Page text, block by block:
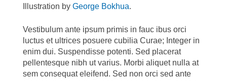
Illustration by George Bokhua.
Vestibulum ante ipsum primis in fauc ibus orci
luctus et ultrices posuere cubilia Curae; Integer in
enim dui. Suspendisse potenti. Sed placerat
pellentesque nibh ut varius. Morbi aliquet nulla at
sem consequat eleifend. Sed non orci sed ante